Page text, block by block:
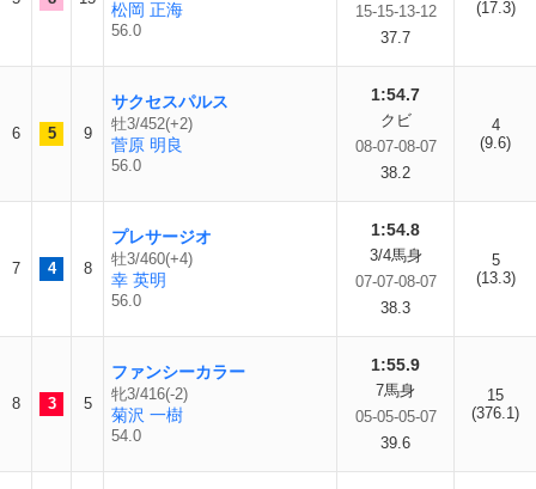
松岡 正海
56.0
15-15-13-12
37.7
(17.3)
6 5 9
サクセスパルス
牡3/452(+2)
菅原 明良
56.0
1:54.7
クビ
08-07-08-07
38.2
4
(9.6)
7 4 8
プレサージオ
牡3/460(+4)
幸 英明
56.0
1:54.8
3/4馬身
07-07-08-07
38.3
5
(13.3)
8 3 5
ファンシーカラー
牝3/416(-2)
菊沢 一樹
54.0
1:55.9
7馬身
05-05-05-07
39.6
15
(376.1)